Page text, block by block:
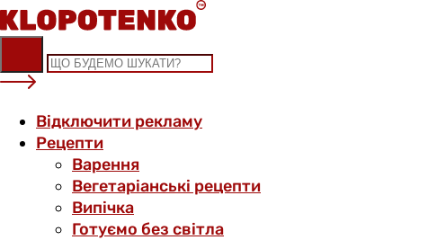
Skip
to
content
Відключити рекламу
Рецепти
Варення
Вегетаріанські рецепти
Випічка
Готуємо без світла